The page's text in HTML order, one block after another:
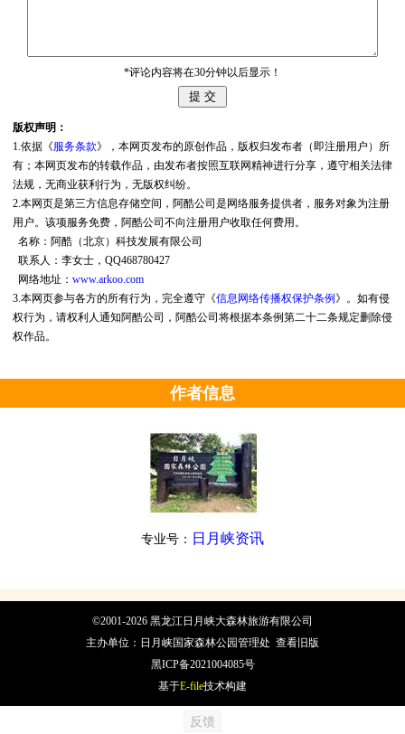
*评论内容将在30分钟以后显示！
版权声明：
1.依据《服务条款》，本网页发布的原创作品，版权归发布者（即注册用户）所
有；本网页发布的转载作品，由发布者按照互联网精神进行分享，遵守相关法律
法规，无商业获利行为，无版权纠纷。
2.本网页是第三方信息存储空间，阿酷公司是网络服务提供者，服务对象为注册
用户。该项服务免费，阿酷公司不向注册用户收取任何费用。
名称：阿酷（北京）科技发展有限公司
联系人：李女士，QQ468780427
网络地址： www.arkoo.com
3.本网页参与各方的所有行为，完全遵守《信息网络传播权保护条例》。如有侵
权行为，请权利人通知阿酷公司，阿酷公司将根据本条例第二十二条规定删除侵
权作品。
作者信息
专业号： 日月峡资讯
©2001-2026 黑龙江日月峡大森林旅游有限公司
主办单位：日月峡国家森林公园管理处 查看旧版
黑ICP备2021004085号
基于E-file技术构建
反馈